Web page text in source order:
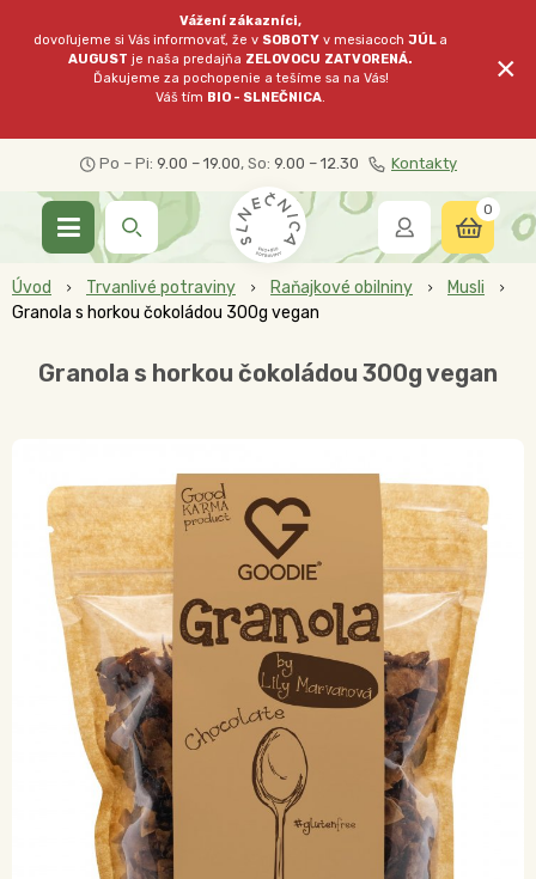
Vážení zákazníci,
dovoľujeme si Vás informovať, že v SOBOTY v mesiacochJÚL a
AUGUST je naša predajňa ZELOVOCU ZATVORENÁ.
Ďakujeme za pochopenie a tešíme sa na Vás!
Váš tím BIO - SLNEČNICA.
×
Po – Pi: 9.00 – 19.00, So: 9.00 – 12.30 Kontakty
0
Úvod Trvanlivé potraviny Raňajkové obilniny
Musli
Granola s horkou čokoládou 300g vegan
Granola s horkou čokoládou 300g vegan